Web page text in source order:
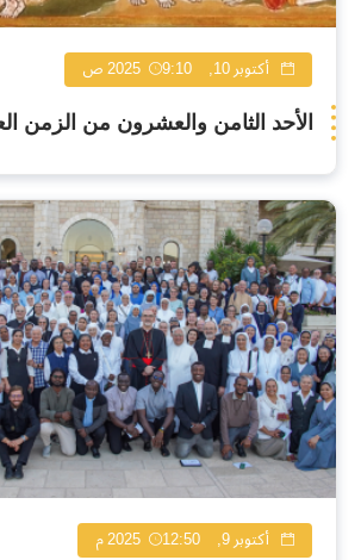
أكتوبر 10, 2025 9:10 ص
الأحد الثامن والعشرون من الزمن
أكتوبر 9, 2025 12:50 م